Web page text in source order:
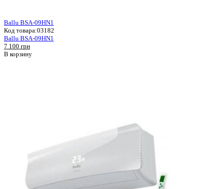
Ballu BSA-09HN1
Код товара:03182
Ballu BSA-09HN1
7 100 грн
В корзину